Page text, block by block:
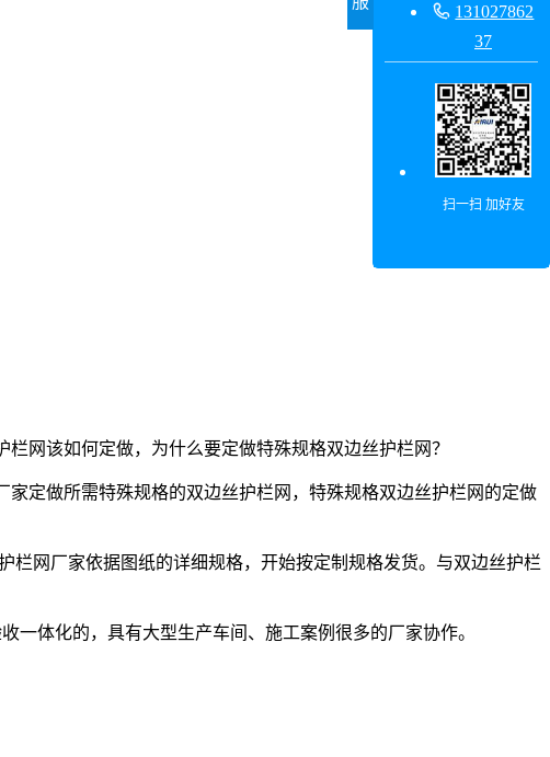
网该如何定做，为什么要定做特殊规格双边丝护栏网？
定做所需特殊规格的双边丝护栏网，特殊规格双边丝护栏网的定做
网厂家依据图纸的详细规格，开始按定制规格发货。与双边丝护栏
一体化的，具有大型生产车间、施工案例很多的厂家协作。
 131027862
37
扫一扫 加好友